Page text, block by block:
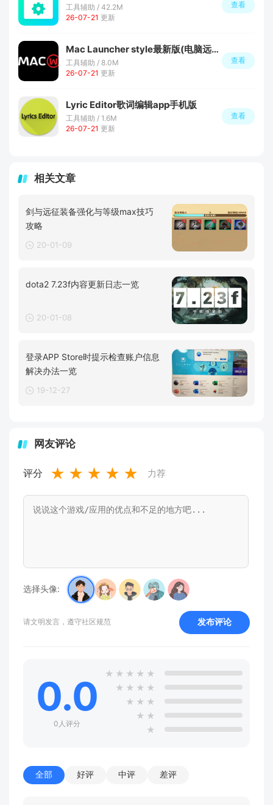
工具辅助 / 42.2M
26-07-21 更新
查看
Mac Launcher style最新版(电脑远程启动app)
工具辅助 / 8.0M
26-07-21 更新
查看
Lyric Editor歌词编辑app手机版
工具辅助 / 1.6M
26-07-21 更新
查看
相关文章
剑与远征装备强化与等级max技巧
攻略
20-01-09
dota2 7.23f内容更新日志一览
20-01-08
登录APP Store时提示检查账户信息
解决办法一览
19-12-27
网友评论
评分 ★ ★ ★ ★ ★ 力荐
选择头像:
请文明发言，遵守社区规范 发布评论
0.0
0人评分
★ ★ ★ ★ ★
★ ★ ★ ★
★ ★ ★
★ ★
★
全部 好评 中评 差评